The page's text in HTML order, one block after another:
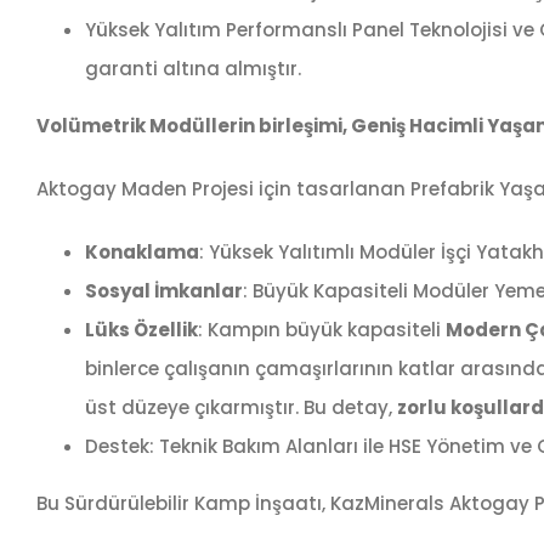
Yüksek Yalıtım Performanslı Panel Teknolojisi
garanti altına almıştır.
Volümetrik Modüllerin birleşimi, Geniş Hacimli
Aktogay Maden Projesi için tasarlanan Prefabrik
Konaklama: Yüksek Yalıtımlı Modüler İşçi
Sosyal İmkanlar: Büyük Kapasiteli Modüler
Lüks Özellik: Kampın büyük kapasiteli Modern
binlerce çalışanın çamaşırlarının katlar
üst düzeye çıkarmıştır. Bu detay, zorlu
Destek: Teknik Bakım Alanları ile HSE Yönetim
Bu Sürdürülebilir Kamp İnşaatı, KazMinerals